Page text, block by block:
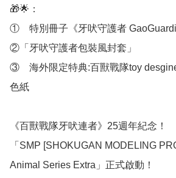
🎁🌟：
①　特別冊子《牙吠守護者
②「牙吠守護者包裝風封套」
③　海外限定特典:百獸戰隊toy
色紙
《百獸戰隊牙吠連者》25週年紀念！
「SMP [SHOKUGAN MODELING
Animal Series Extra」正式啟動！